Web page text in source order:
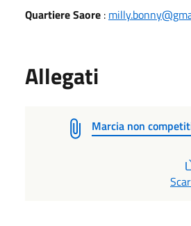
Quartiere Saore :
Allegati
Marcia non